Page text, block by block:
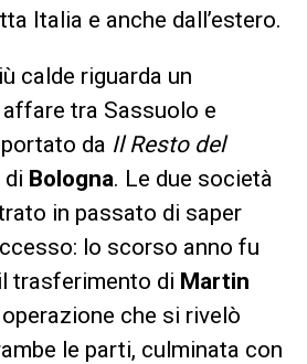
Italia e anche dall’estero.
calde riguarda un
tra Sassuolo e
da Il Resto del
di Bologna. Le due società
in passato di saper
lo scorso anno fu
trasferimento di Martin
operazione che si rivelò
le parti, culminata con